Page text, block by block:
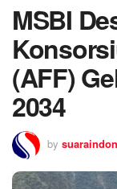
MSBI
(AFF)
2034
by